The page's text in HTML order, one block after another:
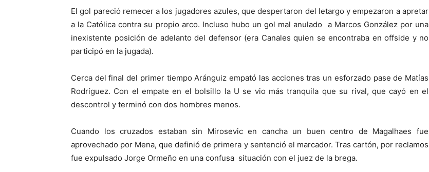
El gol pareció remecer a los jugadores azules, que despertaron del letargo y empezaron a apretar
a la Católica contra su propio arco. Incluso hubo un gol mal anulado a Marcos González por una
inexistente posición de adelanto del defensor (era Canales quien se encontraba en offside y no
participó en la jugada).
Cerca del final del primer tiempo Aránguiz empató las acciones tras un esforzado pase de Matías
Rodríguez. Con el empate en el bolsillo la U se vio más tranquila que su rival, que cayó en el
descontrol y terminó con dos hombres menos.
Cuando los cruzados estaban sin Mirosevic en cancha un buen centro de Magalhaes fue
aprovechado por Mena, que definió de primera y sentenció el marcador. Tras cartón, por reclamos
fue expulsado Jorge Ormeño en una confusa situación con el juez de la brega.